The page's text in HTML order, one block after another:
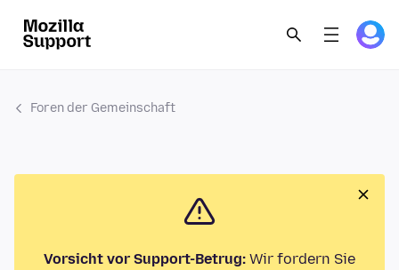
Foren der Gemeinschaft
Vorsicht vor Support-Betrug: Wir fordern Sie